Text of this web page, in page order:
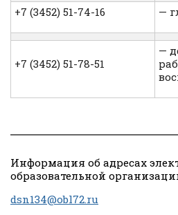
+7 (3452) 51-74-16 —
+7 (3452) 51-78-51
—
Информация об адресах
образовательной
dsn134@obl72.ru